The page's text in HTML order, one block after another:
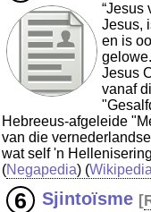
“Jesus
Jesus,
en is
Jesus
vanaf
Hebreeus-afgeleide
van die
(Negapedia) (Wikipedia
Sjintoïsme [